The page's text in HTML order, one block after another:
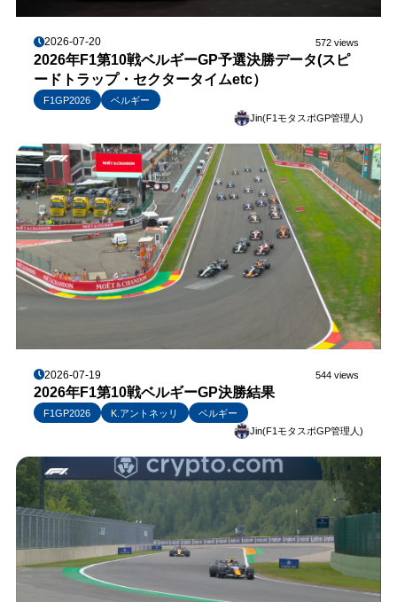
2026-07-20 572 views
2026年F1第10戦ベルギーGP予選決勝データ(スピ
ードトラップ・セクタータイムetc）
F1GP2026
ベルギー
Jin(F1モタスポGP管理人)
2026-07-19 544 views
2026年F1第10戦ベルギーGP決勝結果
F1GP2026 K.アントネッリ
ベルギー
Jin(F1モタスポGP管理人)